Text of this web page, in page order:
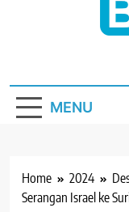
MENU
Home 2024
Serangan Israel ke